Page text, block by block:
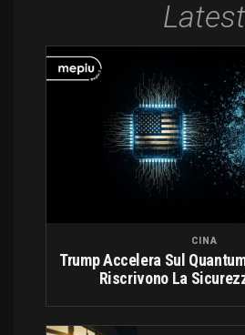
Latest
CINA
Trump Accelera Sul
Riscrivono La